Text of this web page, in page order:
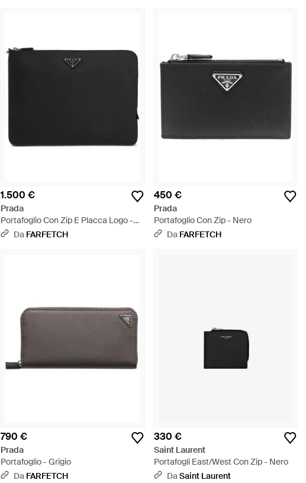
1.500 €
Prada
Portafoglio Con Zip E Placca Logo -
NeroDa FARFETCH
450 €
Prada
Portafoglio Con Zip - Nero
Da FARFETCH
790 €
Prada
Portafoglio - Grigio
Da FARFETCH
330 €
Saint Laurent
Portafogli East/West Con Zip - Nero
DaSaint Laurent